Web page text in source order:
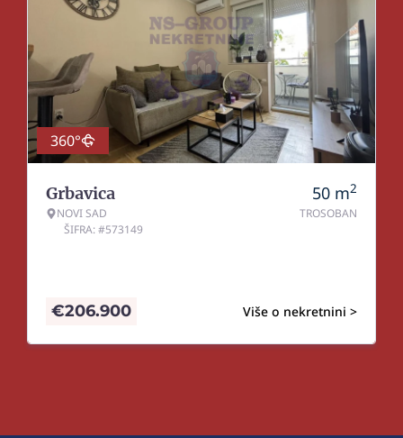
360°
Grbavica
NOVI SAD
ŠIFRA: #573149
50 m2
TROSOBAN
Više o nekretnini >
€206.900